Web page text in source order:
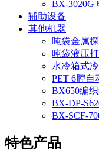
BX-3020G
辅助设备
其他机器
吨袋金属
吨袋液压
水冷箱式
PET 6腔自
BX650编
BX-DP-
BX-SCF-
特色产品